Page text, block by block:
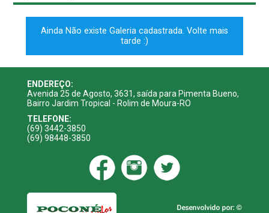
Ainda Não existe Galeria cadastrada. Volte mais
tarde :)
ENDEREÇO:
Avenida 25 de Agosto, 3631, saída para Pimenta Bueno,
Bairro Jardim Tropical - Rolim de Moura-RO
TELEFONE:
(69) 3442-3850
(69) 98448-3850